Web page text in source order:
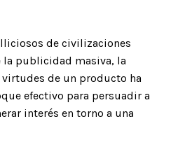
de civilizaciones
la publicidad masiva, la
de un producto ha
efectivo para persuadir a
interés en torno a una